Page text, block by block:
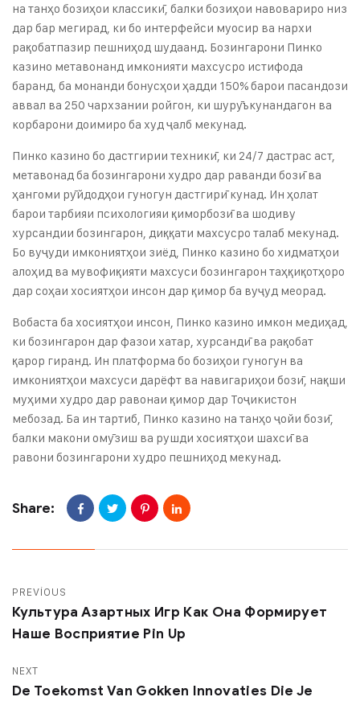
на танҳо бозиҳои классикӣ, балки бозиҳои навовариро низ
дар бар мегирад, ки бо интерфейси муосир ва нархи
рақобатпазир пешниҳод шудаанд. Бозингарони Пинко
казино метавонанд имконияти махсусро истифода
баранд, ба монанди бонусҳои ҳадди 150% барои пасандози
аввал ва 250 чархзании ройгон, ки шурӯъкунандагон ва
корбарони доимиро ба худ ҷалб мекунад.
Пинко казино бо дастгирии техникӣ, ки 24/7 дастрас аст,
метавонад ба бозингарони худро дар раванди бозӣ ва
ҳангоми рӯйдодҳои гуногун дастгирӣ кунад. Ин ҳолат
барои тарбияи психологияи қиморбозӣ ва шодиву
хурсандии бозингарон, диққати махсусро талаб мекунад.
Бо вуҷуди имкониятҳои зиёд, Пинко казино бо хидматҳои
алоҳид ва мувофиқияти махсуси бозингарон таҳқиқотҳоро
дар соҳаи хосиятҳои инсон дар қимор ба вуҷуд меорад.
Вобаста ба хосиятҳои инсон, Пинко казино имкон медиҳад,
ки бозингарон дар фазои хатар, хурсандӣ ва рақобат
қарор гиранд. Ин платформа бо бозиҳои гуногун ва
имкониятҳои махсуси дарёфт ва навигариҳои бозӣ, нақши
муҳими худро дар равонаи қимор дар Тоҷикистон
мебозад. Ба ин тартиб, Пинко казино на танҳо ҷойи бозӣ,
балки макони омӯзиш ва рушди хосиятҳои шахсӣ ва
равони бозингарони худро пешниҳод мекунад.
Share:
PREVIOUS
Культура Азартных Игр Как Она Формирует
Наше Восприятие Pin Up
NEXT
De Toekomst Van Gokken Innovaties Die Je